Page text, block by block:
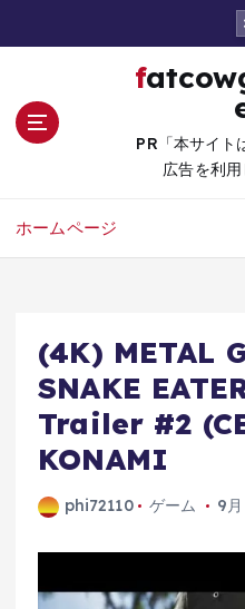
fatcowgames.n
PR「本サイト
広告を利用
ホームページ
(4K) METAL
SNAKE
Trailer #2
KONAMI
phi72110 ゲーム 9